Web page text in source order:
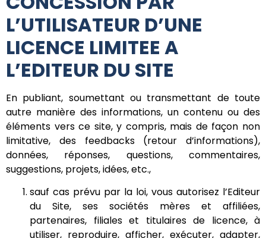
L’UTILISATEUR D’UNE
LICENCE LIMITEE A
L’EDITEUR DU SITE
En publiant, soumettant ou transmettant de toute
autre manière des informations, un contenu ou des
éléments vers ce site, y compris, mais de façon non
limitative, des feedbacks (retour d’informations),
données, réponses, questions, commentaires,
suggestions, projets, idées, etc.,
sauf cas prévu par la loi, vous autorisez l’Editeur
du Site, ses sociétés mères et affiliées,
partenaires, filiales et titulaires de licence, à
utiliser, reproduire, afficher, exécuter, adapter,